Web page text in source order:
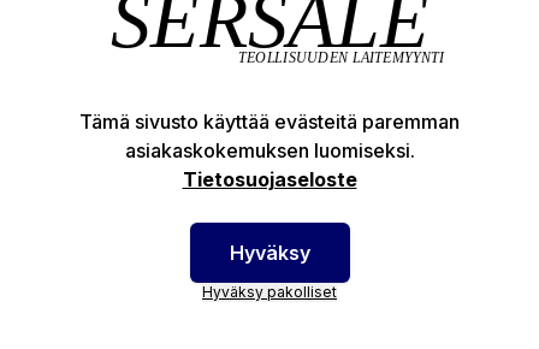
Tuotekuvaus
Tekniset edut
Tämä sivusto käyttää evästeitä paremman
asiakaskokemuksen luomiseksi.
Tietosuojaseloste
Hyväksy
Hyväksy pakolliset